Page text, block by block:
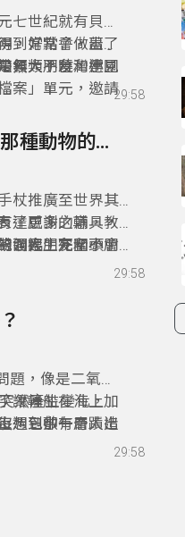
七世紀就有貝類
到好點子，蓋了
貝類？台灣常見
案」單元，邀請
，常常會做出令
無人不曉，連國
領大朋友和小朋
29:58
255- 為視障朋友指引方向的導盲帽，來自於那種動物的靈感？
杖推廣至世界其
了更多的輔具，
洞裡，完全不會
什麼蝙蝠在黑夜
小朋友一起認識
達感謝之意，教
面臨生死關頭，
領大朋友和小朋
29:58
題，像是二氧化
讓輪船在海上加
，包敷一層人造
豚皮有關嗎？海
然產生變化，帆
想到卻有奇蹟出
週三中午
29:58